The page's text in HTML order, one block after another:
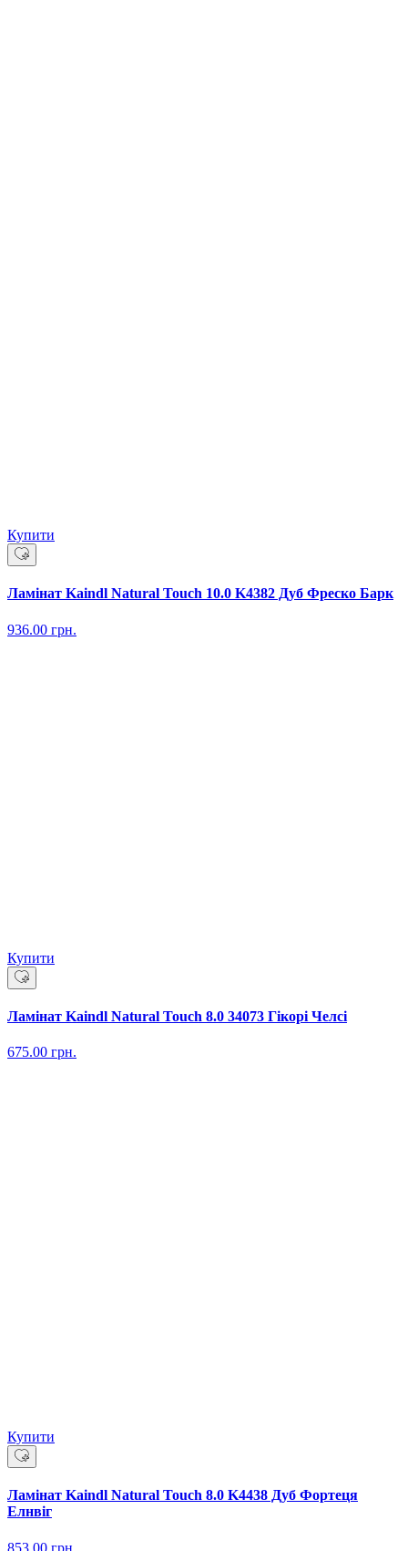
Купити
Ламінат Kaindl Natural Touch 10.0 K4382 Дуб Фреско Барк
936.00 грн.
Купити
Ламінат Kaindl Natural Touch 8.0 34073 Гікорі Челсі
675.00 грн.
Купити
Ламінат Kaindl Natural Touch 8.0 K4438 Дуб Фортеця
Елнвіг
853.00 грн.